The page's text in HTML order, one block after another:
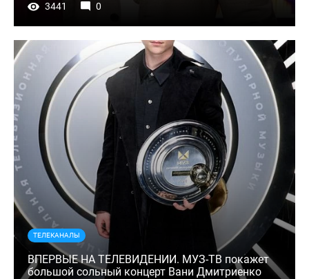
3441 0
ТЕЛЕКАНАЛЫ
ВПЕРВЫЕ НА ТЕЛЕВИДЕНИИ. МУЗ-ТВ покажет
большой сольный концерт Вани Дмитриенко